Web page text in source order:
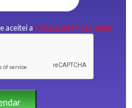
aceitei a Política de Privacidade.